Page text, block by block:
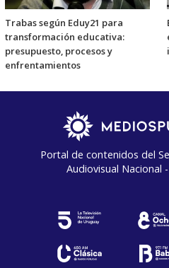
Trabas según Eduy21 para
transformación educativa:
presupuesto, procesos y
enfrentamientos
Portal de contenidos del
Audiovisual Nacional